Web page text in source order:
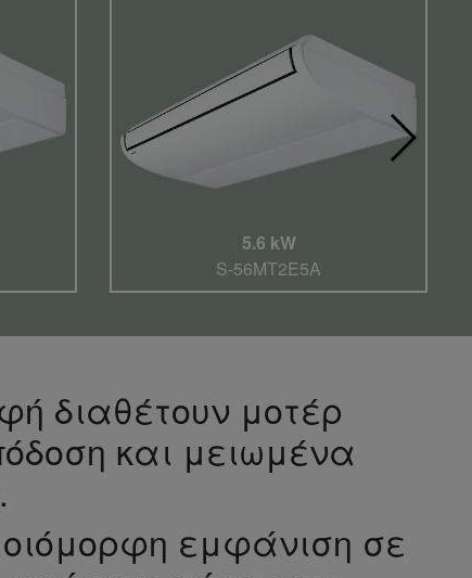
5.6 kW
S-56MT2E5A
διαθέτουν μοτέρ
και μειωμένα
εμφάνιση σε